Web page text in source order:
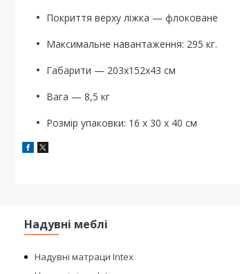
Покриття верху ліжка — флоковане
Максимальне навантаження: 295 кг.
Габарити — 203х152х43 см
Вага — 8,5 кг
Розмір упаковки: 16 x 30 x 40 см
Надувні меблі
Надувні матраци Intex